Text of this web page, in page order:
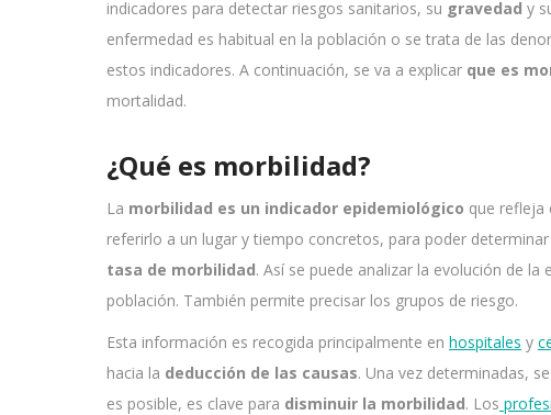
indicadores para detectar riesgos sanitarios, su gravedad y
enfermedad es habitual en la población o se trata de las
estos indicadores. A continuación, se va a explicar que es
mortalidad.
¿Qué es morbilidad?
La morbilidad es un indicador epidemiológico que refleja
referirlo a un lugar y tiempo concretos, para poder
tasa de morbilidad. Así se puede analizar la evolución de
población. También permite precisar los grupos de riesgo.
Esta información es recogida principalmente en hospitales y
hacia la deducción de las causas. Una vez determinadas,
es posible, es clave para disminuir la morbilidad. Los